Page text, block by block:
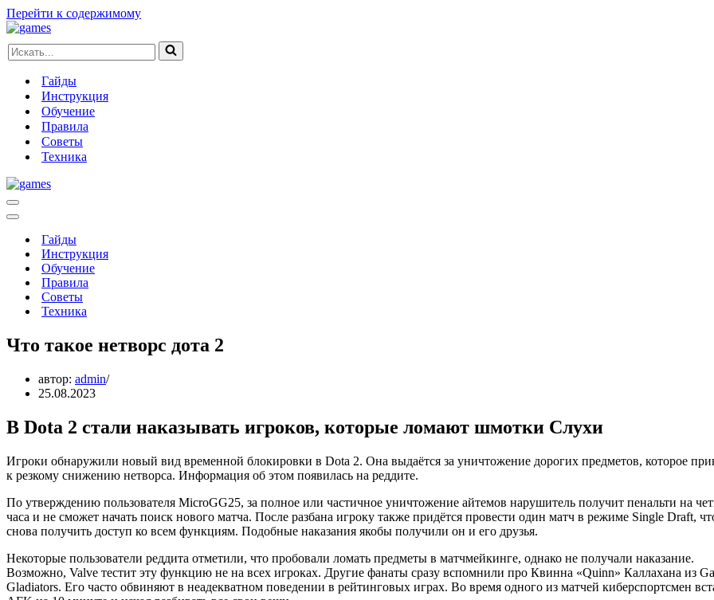
Перейти к содержимому
Искать...
Гайды
Инструкция
Обучение
Правила
Советы
Техника
Меню
навигации
Меню
навигацииГайды
Инструкция
Обучение
Правила
Советы
Техника
Что такое нетворс дота 2
автор: admin
25.08.2023
В Dota 2 стали наказывать игроков, которые ломают шмотки Слухи
Игроки обнаружили новый вид временной блокировки в Dota 2. Она выдаётся за уничтожение дорогих предметов, которое
к резкому снижению нетворса. Информация об этом появилась на реддите.
По утверждению пользователя MicroGG25, за полное или частичное уничтожение айтемов нарушитель получит пенальти на
часа и не сможет начать поиск нового матча. После разбана игроку также придётся провести один матч в режиме Single Draft,
снова получить доступ ко всем функциям. Подобные наказания якобы получили он и его друзья.
Некоторые пользователи реддита отметили, что пробовали ломать предметы в матчмейкинге, однако не получали наказание.
Возможно, Valve тестит эту функцию не на всех игроках. Другие фанаты сразу вспомнили про Квинна «Quinn» Каллахана из
Gladiators. Его часто обвиняют в неадекватном поведении в рейтинговых играх. Во время одного из матчей киберспортсмен